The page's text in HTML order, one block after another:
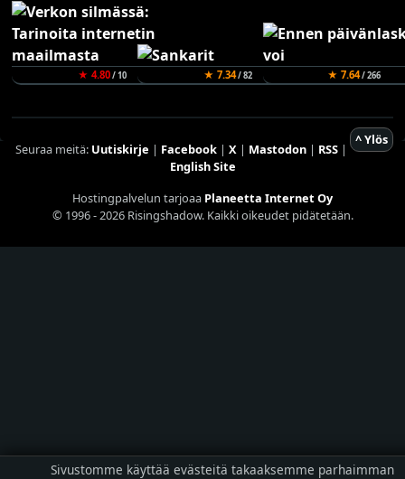
★ 4.80/ 10 ★ 7.34/ 82 ★ 7.64/ 266
^ Ylös
Seuraa meitä: Uutiskirje | Facebook| X| Mastodon| RSS|
English Site
Hostingpalvelun tarjoaa Planeetta Internet Oy
© 1996 - 2026 Risingshadow. Kaikki oikeudet pidätetään.
Sivustomme käyttää evästeitä takaaksemme parhaimman